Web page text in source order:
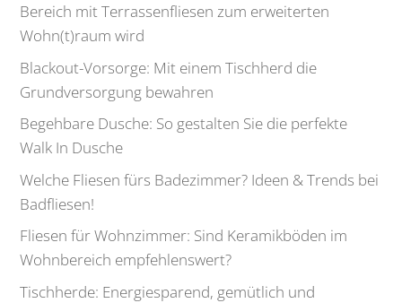
Bereich mit Terrassenfliesen zum erweiterten
Wohn(t)raum wird
Blackout-Vorsorge: Mit einem Tischherd die
Grundversorgung bewahren
Begehbare Dusche: So gestalten Sie die perfekte
Walk In Dusche
Welche Fliesen fürs Badezimmer? Ideen & Trends bei
Badfliesen!
Fliesen für Wohnzimmer: Sind Keramikböden im
Wohnbereich empfehlenswert?
Tischherde: Energiesparend, gemütlich und